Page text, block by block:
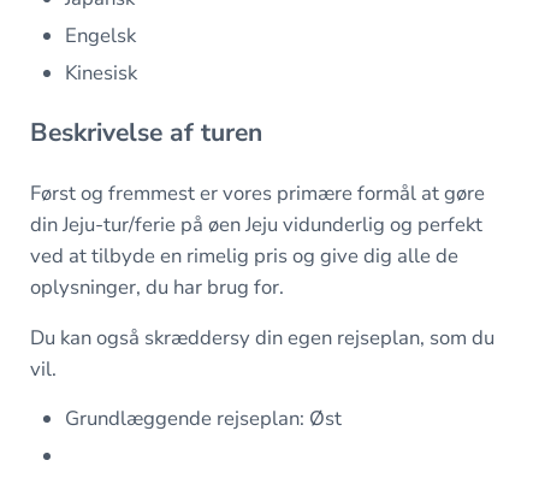
Engelsk
Kinesisk
Beskrivelse af turen
Først og fremmest er vores primære formål at gøre
din Jeju-tur/ferie på øen Jeju vidunderlig og perfekt
ved at tilbyde en rimelig pris og give dig alle de
oplysninger, du har brug for.
Du kan også skræddersy din egen rejseplan, som du
vil.
Grundlæggende rejseplan: Øst